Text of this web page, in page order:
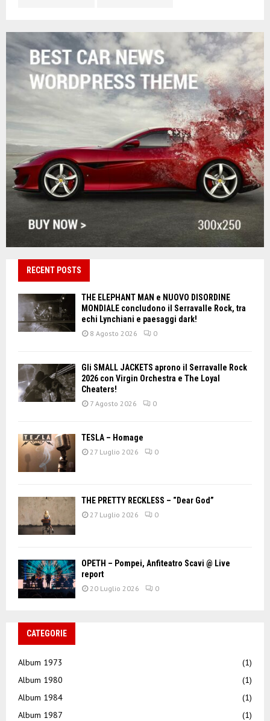
RECENT POSTS
THE ELEPHANT MAN e NUOVO DISORDINE
MONDIALE concludono il Serravalle Rock, tra
echi Lynchiani e paesaggi dark!
8 Agosto 2026 0
Gli SMALL JACKETS aprono il Serravalle Rock
2026 con Virgin Orchestra e The Loyal
Cheaters!
7 Agosto 2026 0
TESLA – Homage
27 Luglio 2026 0
THE PRETTY RECKLESS – “Dear God”
27 Luglio 2026 0
OPETH – Pompei, Anfiteatro Scavi @ Live
report
20 Luglio 2026 0
CATEGORIE
Album 1973
(1)
Album 1980
(1)
Album 1984
(1)
Album 1987
(1)